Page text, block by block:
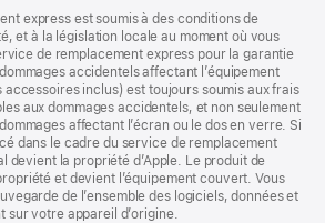
nouvelle
fenêtre)
une
nouvelle
fenêtre)
une
nouvelle
fenêtre)
express est soumis à des conditions de
et à la législation locale au moment où vous
de remplacement express pour la garantie
accidentels affectant l’équipement
accessoires inclus) est toujours soumis aux frais
aux dommages accidentels, et non seulement
affectant l’écran ou le dos en verre. Si
dans le cadre du service de remplacement
devient la propriété d’Apple. Le produit de
et devient l’équipement couvert. Vous
de l’ensemble des logiciels, données et
sur votre appareil d’origine.